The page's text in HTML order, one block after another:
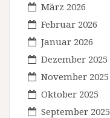
März 2026
Februar 2026
Januar 2026
Dezember 2025
November 2025
Oktober 2025
September 2025